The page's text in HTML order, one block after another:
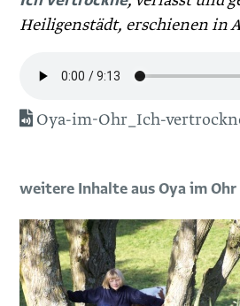
Heiligenstädt, erschienen in
Oya-im-Ohr_Ich-
weitere Inhalte aus Oya im Ohr